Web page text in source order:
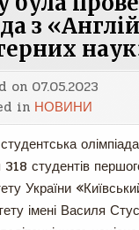
з
on 07.05.2023
in НОВИНИ
студентів
України
імені Василя